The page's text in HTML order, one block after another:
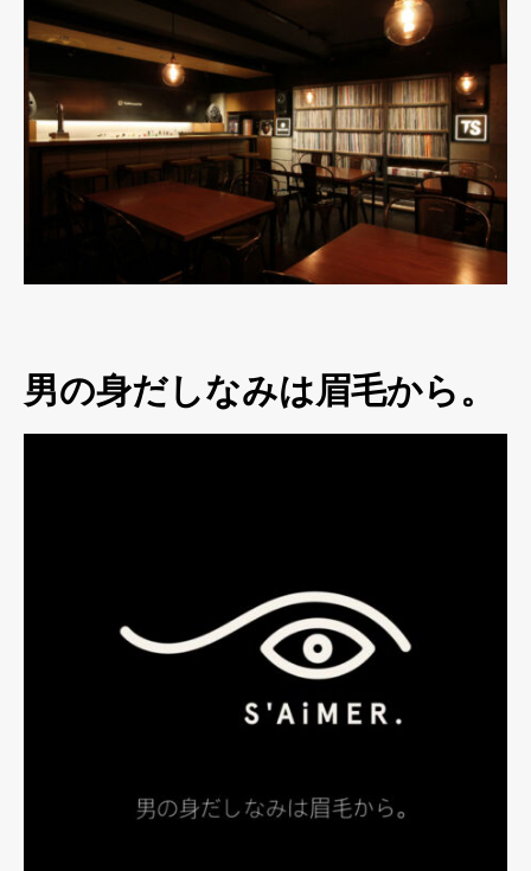
男の身だしなみは眉毛から。